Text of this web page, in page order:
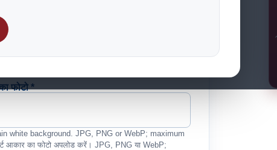
फोटो *
white background. JPG, PNG or WebP; maximum
आकार का फोटो अपलोड करें। JPG, PNG या WebP;
/